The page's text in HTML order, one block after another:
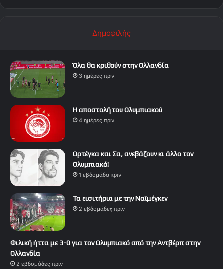
Δημοφιλής
Όλα θα κριθούν στην Ολλανδία
3 ημέρες πριν
Η αποστολή του Ολυμπιακού
4 ημέρες πριν
Ορτέγκα και Σα, ανεβάζουν κι άλλο τον
Ολυμπιακό!
1 εβδομάδα πριν
Τα εισιτήρια με την Ναϊμέγκεν
2 εβδομάδες πριν
Φιλική ήττα με 3-0 για τον Ολυμπιακό από την Αντβέρπ στην
Ολλανδία
2 εβδομάδες πριν